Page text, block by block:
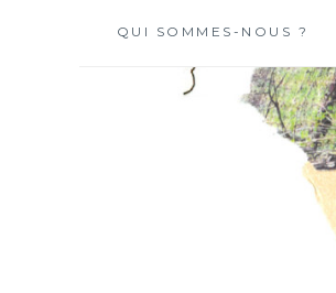
QUI SOMMES-NOUS ?